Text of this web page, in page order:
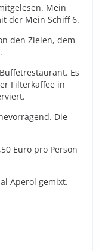
Mein
der Mein Schiff 6.
den Zielen, dem
Es
Filterkaffee in
Die
Euro pro Person
Aperol gemixt.